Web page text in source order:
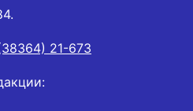
21-673